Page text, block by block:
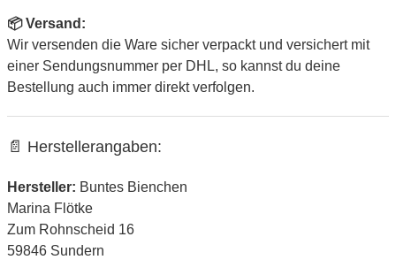
📦 Versand:
Wir versenden die Ware sicher verpackt und versichert mit
einer Sendungsnummer per DHL, so kannst du deine
Bestellung auch immer direkt verfolgen.
📄 Herstellerangaben:
Hersteller: Buntes Bienchen
Marina Flötke
Zum Rohnscheid 16
59846 Sundern